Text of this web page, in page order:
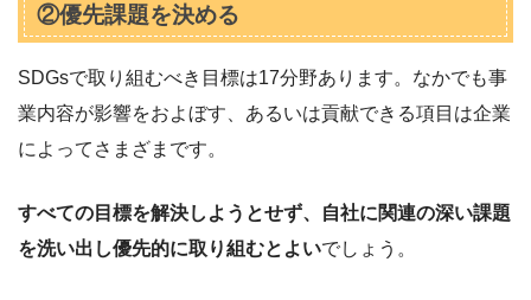
②優先課題を決める
SDGsで取り組むべき目標は17分野あります。なかでも事
業内容が影響をおよぼす、あるいは貢献できる項目は企業
によってさまざまです。
すべての目標を解決しようとせず、自社に関連の深い課題
を洗い出し優先的に取り組むとよいでしょう。